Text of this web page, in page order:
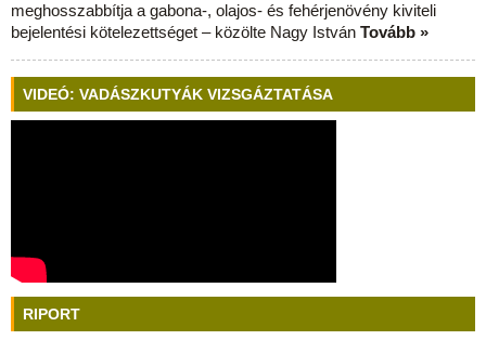
meghosszabbítja a gabona-, olajos- és fehérjenövény kiviteli
bejelentési kötelezettséget – közölte Nagy István Tovább »
VIDEÓ: VADÁSZKUTYÁK VIZSGÁZTATÁSA
RIPORT